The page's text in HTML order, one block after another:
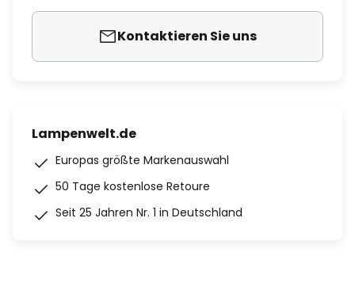
Kontaktieren Sie uns
Lampenwelt.de
Europas größte Markenauswahl
50 Tage kostenlose Retoure
Seit 25 Jahren Nr. 1 in Deutschland